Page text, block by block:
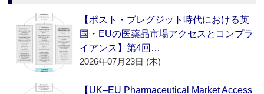
【ポスト・ブレグジット時代における英
国・EUの医薬品市場アクセスとコンプラ
イアンス】第4回…
2026年07月23日 (木)
【UK–EU Pharmaceutical Market Access